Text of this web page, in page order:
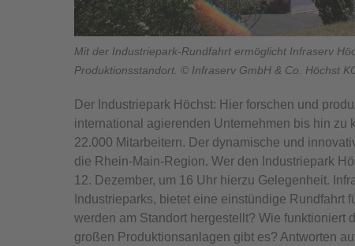
Mit der Industriepark-Rundfahrt ermöglicht Infraserv
Produktionsstandort. © Infraserv GmbH & Co. Höchst
Der Industriepark Höchst: Hier forschen und
international agierenden Unternehmen bis hin zu
22.000 Mitarbeitern. Der dynamische und
die Rhein-Main-Region. Wer den Industriepark
12. Dezember, um 16 Uhr hierzu Gelegenheit.
Industrieparks, bietet eine einstündige Rundfahrt
werden am Standort hergestellt? Wie funktioniert
großen Produktionsanlagen gibt es? Antworten